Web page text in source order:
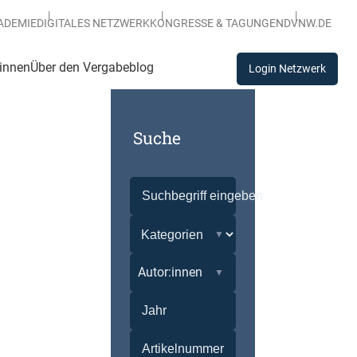
DIGITALES NETZWERKKONGRESSE & TAGUNGENDVNW.DE
Über den Vergabeblog Login Netzwerk
Suche
Autor:innen